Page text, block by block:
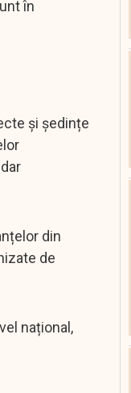
în
și ședințe
din
de
național,